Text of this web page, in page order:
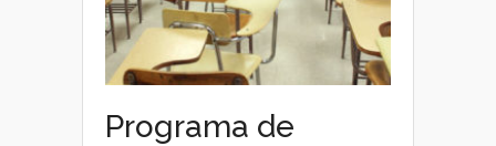
Programa de